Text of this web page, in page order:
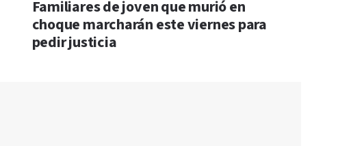
Familiares de joven que murió en
choque marcharán este viernes para
pedir justicia